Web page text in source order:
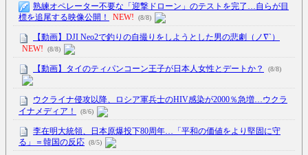
熟練オペレーター不要な「迎撃ドローン」のテストを完了…自らが目
標を追尾する映像公開！
NEW! (8/8)
【動画】DJI Neo2で釣りの自撮りをしようとした男の悲劇（ノ∇`）
NEW!
(8/8)
【動画】タイのティパンコーン王子が日本人女性とデートか？ (8/8)
ウクライナ侵攻以降、ロシア軍兵士のHIV感染が2000％急増…ウクラ
イナメディア！
(8/6)
李在明大統領、日本原爆投下80周年…「平和の価値をより堅固に守
る」＝韓国の反応 (8/5)